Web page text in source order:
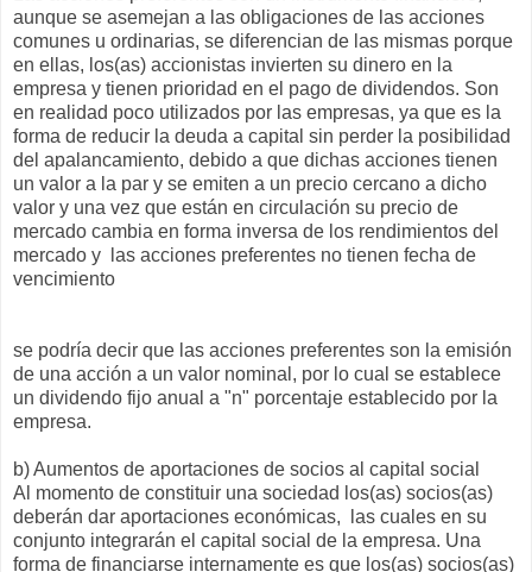
aunque se asemejan a las obligaciones de las acciones
comunes u ordinarias, se diferencian de las mismas porque
en ellas, los(as) accionistas invierten su dinero en la
empresa y tienen prioridad en el pago de dividendos. Son
en realidad poco utilizados por las empresas, ya que es la
forma de reducir la deuda a capital sin perder la posibilidad
del apalancamiento, debido a que dichas acciones tienen
un valor a la par y se emiten a un precio cercano a dicho
valor y una vez que están en circulación su precio de
mercado cambia en forma inversa de los rendimientos del
mercado y las acciones preferentes no tienen fecha de
vencimiento
se podría decir que las acciones preferentes son la emisión
de una acción a un valor nominal, por lo cual se establece
un dividendo fijo anual a "n" porcentaje establecido por la
empresa.
b) Aumentos de aportaciones de socios al capital social
Al momento de constituir una sociedad los(as) socios(as)
deberán dar aportaciones económicas, las cuales en su
conjunto integrarán el capital social de la empresa. Una
forma de financiarse internamente es que los(as) socios(as)